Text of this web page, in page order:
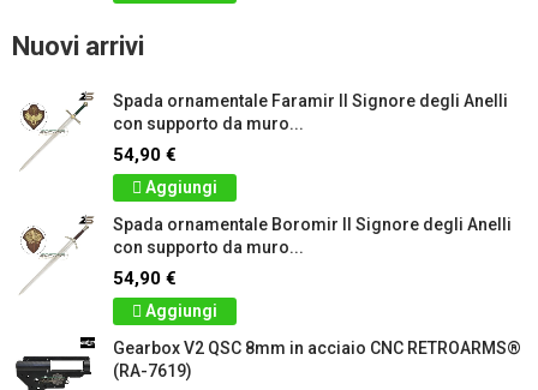
Nuovi arrivi
Spada ornamentale Faramir Il Signore degli Anelli
con supporto da muro...
54,90 €
Aggiungi
Spada ornamentale Boromir Il Signore degli Anelli
con supporto da muro...
54,90 €
Aggiungi
Gearbox V2 QSC 8mm in acciaio CNC RETROARMS®
(RA-7619)